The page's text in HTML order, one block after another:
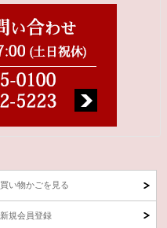
買い物かごを見る
新規会員登録